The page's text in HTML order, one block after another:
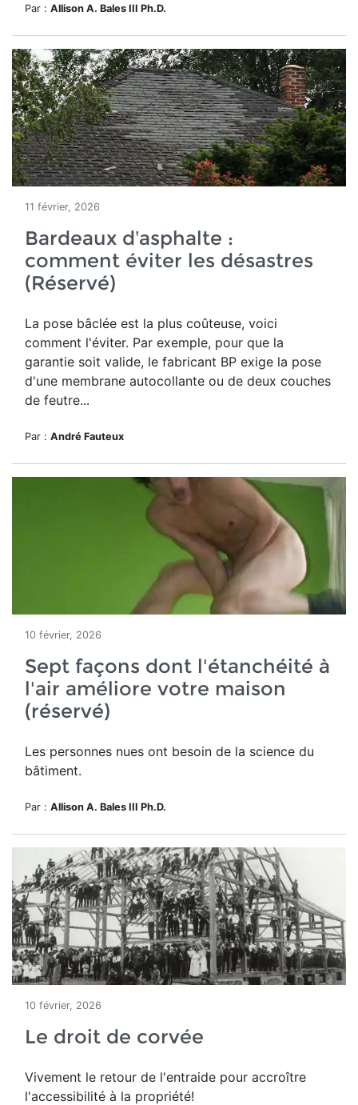
Par : Allison A. Bales III Ph.D.
11 février, 2026
Bardeaux d’asphalte :
comment éviter les désastres
(Réservé)
La pose bâclée est la plus coûteuse, voici
comment l'éviter. Par exemple, pour que la
garantie soit valide, le fabricant BP exige la pose
d'une membrane autocollante ou de deux couches
de feutre...
Par : André Fauteux
10 février, 2026
Sept façons dont l'étanchéité à
l'air améliore votre maison
(réservé)
Les personnes nues ont besoin de la science du
bâtiment.
Par : Allison A. Bales III Ph.D.
10 février, 2026
Le droit de corvée
Vivement le retour de l'entraide pour accroître
l'accessibilité à la propriété!